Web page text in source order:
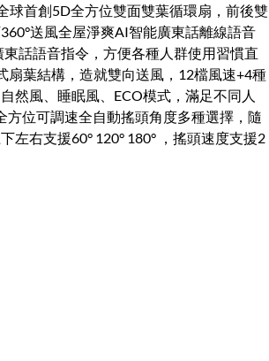
球首創5D全方位雙面雙葉循環扇，前後雙
送風全屋淨爽AI智能廣東話離線語音
話語音指令，方便各種人群使用習慣直
扇葉結構，造就雙向送風，12檔風速+4種
然風、睡眠風、ECO模式，滿足不同人
方位可調速全自動搖頭角度多種選擇，隨
左右支援60° 120° 180° ，搖頭速度支援2